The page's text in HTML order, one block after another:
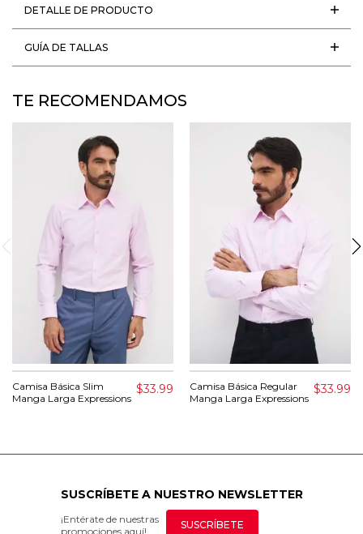
DETALLE DE PRODUCTO
GUÍA DE TALLAS
TE RECOMENDAMOS
Camisa Básica Slim
Manga Larga Expressions
$33.99
Camisa Básica Regular
Manga Larga Expressions
$33.99
SUSCRÍBETE A NUESTRO NEWSLETTER
¡Entérate de nuestras
promociones aquí!
SUSCRÍBETE